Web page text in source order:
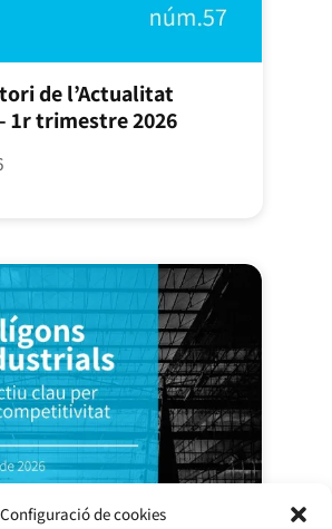
Configuració de cookies
de l’Actualitat
1r trimestre 2026